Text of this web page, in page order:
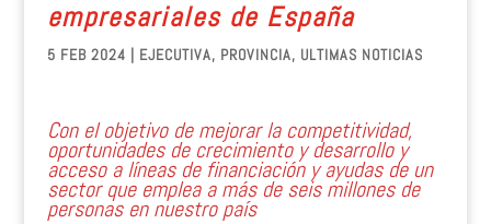
empresariales de España
5 FEB 2024 | EJECUTIVA, PROVINCIA, ULTIMAS NOTICIAS
Con el objetivo de mejorar la competitividad,
oportunidades de crecimiento y desarrollo y
acceso a líneas de financiación y ayudas de un
sector que emplea a más de seis millones de
personas en nuestro país